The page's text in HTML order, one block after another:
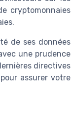
cryptomonnaies
de ses données
une prudence
directives
assurer votre